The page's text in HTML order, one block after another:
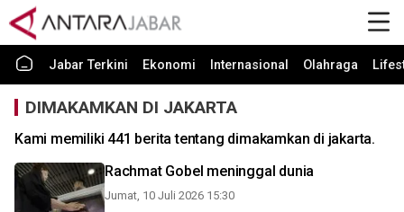
Jabar Terkini Ekonomi Internasional Olahraga
DIMAKAMKAN DI JAKARTA
Kami memiliki 441 berita tentang dimakamkan di jakarta.
Rachmat Gobel meninggal dunia
Jumat, 10 Juli 2026 15:30